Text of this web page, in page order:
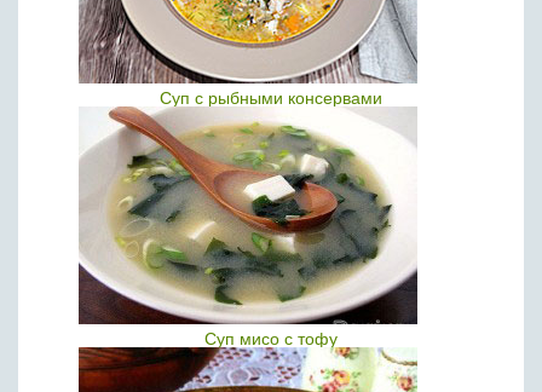
Суп с рыбными консервами
Cуп мисо с тофу